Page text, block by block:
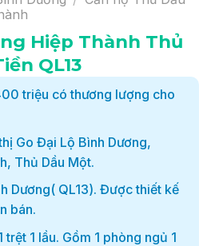
Hiệp Thành Thủ
QL13
triệu có thương lượng cho
Go Đại Lộ Bình Dương,
Thủ Dầu Một.
Dương( QL13). Được thiết kế
bán.
1 lầu. Gồm 1 phòng ngủ 1